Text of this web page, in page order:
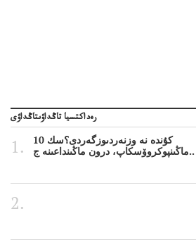
رەداكتسيا تاڭداۋىتاڭداۋى
10 كۇندە نە وزنەردىوزگەردى؟سك
ماڭىنپوكروۆسكاپ، درون ماڭىنداعىنە ج..